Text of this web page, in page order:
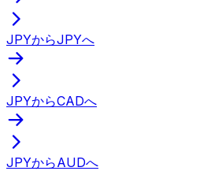
JPYからJPYへ
JPYからCADへ
JPYからAUDへ